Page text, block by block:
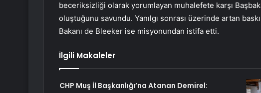
beceriksizliği olarak yorumlayan muhalefete karşı
oluştuğunu savundu. Yanılgı sonrası üzerinde artan
Bakanı de Bleeker ise misyonundan istifa etti.
İlgili Makaleler
CHP Muş İl Başkanlığı’na Atanan Demirel: